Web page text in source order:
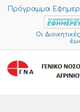
Πρόγραμμα
Οι